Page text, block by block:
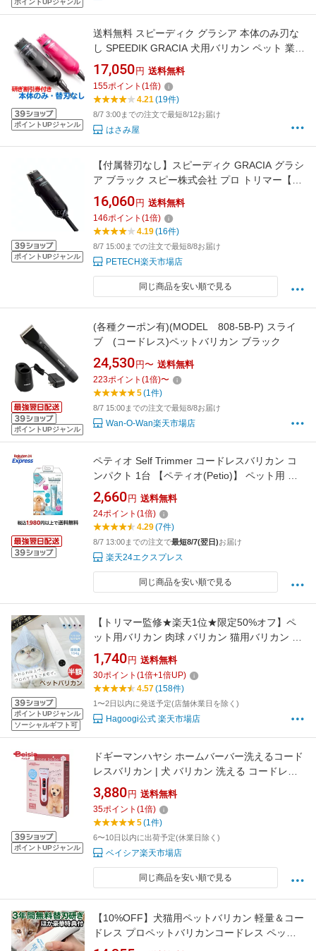
ポイントUPジャンル
ポイントUPジャンル
送料無料 スピーディク グラシア 本体のみ刃な
し SPEEDIK GRACIA 犬用バリカン ペット 業務
用 プロ用 清水電機工業株式会社 スピーディッ
ク 軽量
17,050 円 送料無料
155ポイント (1倍)
4.21(19件)
8/7 3:00までの注文で最短8/12お届け
はさみ屋
ポイントUPジャンル
【付属替刃なし】スピーディク GRACIA グラシ
ア ブラック スピー株式会社 プロ トリマー【ペ
ット用バリカン】 ★
16,060 円 送料無料
146ポイント (1倍)
4.19(16件)
8/7 15:00までの注文で最短8/8お届け
PETECH楽天市場店
同じ商品を安い順で見る
ポイントUPジャンル
(各種クーポン有)(MODEL 808-5B-P) スライ
ブ (コードレス)ペットバリカン ブラック
24,530 円〜 送料無料
223ポイント (1倍)〜
5(1件)
8/7 15:00までの注文で最短8/8お届け
Wan-O-Wan楽天市場店
ペティオ Self Trimmer コードレスバリカン コ
ンパクト 1台 【ペティオ(Petio)】 ペット用 ト
リミング用品
2,660 円 送料無料
24ポイント (1倍)
4.29(7件)
8/7 13:00までの注文で最短8/7(翌日)お届け
楽天24エクスプレス
同じ商品を安い順で見る
ポイントUPジャンル
ソーシャルギフト可
【トリマー監修★楽天1位★限定50%オフ】ペ
ット用バリカン 肉球 バリカン 猫用バリカン 犬
バリカン 足裏 安全 ミニバリカン ペット USB充
電 低騒音 LEDライト付き 肉球ケア 毛剃り 初心
者 猫 犬 電動 耳裏 足裏 バリカン ネコ用
1,740 円 送料無料
30ポイント (1倍+1倍UP)
4.57(158件)
1〜2日以内に発送予定(店舗休業日を除く)
Hagoogi公式 楽天市場店
ポイントUPジャンル
ドギーマンハヤシ ホームバーバー洗えるコード
レスバリカン | 犬 バリカン 洗える コードレス
ペット バリカン 犬用 猫用 セルフカット トリミ
ング ホームトリミング 初心者 ペット用品 お手
入れ 防水
3,880 円 送料無料
35ポイント (1倍)
5(1件)
6〜10日以内に出荷予定(休業日除く)
ベイシア楽天市場店
同じ商品を安い順で見る
【10%OFF】犬猫用ペットバリカン 軽量＆コー
ドレス プロペットバリカンコードレス ペット
バリカン プロ トリマー 業務用 ウォール WAHL